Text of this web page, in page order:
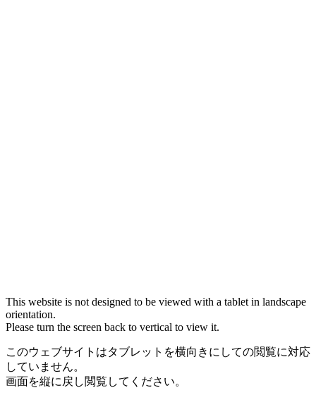
This website is not designed to be viewed with a tablet in landscape
orientation.
Please turn the screen back to vertical to view it.
このウェブサイトはタブレットを横向きにしての閲覧に対応
していません。
画面を縦に戻し閲覧してください。